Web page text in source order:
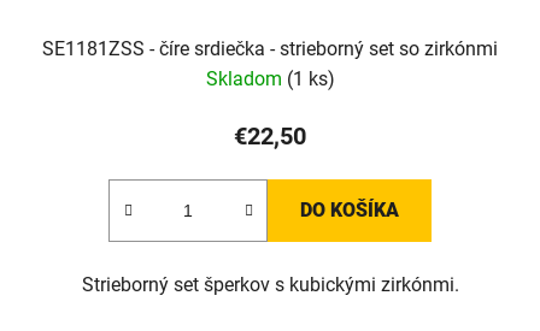
SE1181ZSS - číre srdiečka - strieborný set so zirkónmi
Skladom (1 ks)
€22,50
DO KOŠÍKA
Strieborný set šperkov s kubickými zirkónmi.